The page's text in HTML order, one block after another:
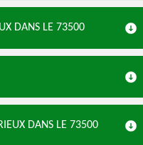
DANS LE 73500
DANS LE 73500